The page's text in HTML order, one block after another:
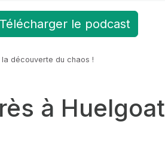
Télécharger le podcast
découverte du chaos !
à Huelgoat